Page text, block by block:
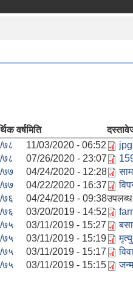
वर्षमिति
७८ 11/03/2020 - 06:52
७८ 07/26/2020 - 23:07
७७ 04/24/2020 - 12:28
७७ 04/22/2020 - 16:37
७६ 04/24/2019 - 09:38
७६ 03/20/2019 - 14:52
७५ 03/11/2019 - 15:27
७५ 03/11/2019 - 15:19
७५ 03/11/2019 - 15:17
७५ 03/11/2019 - 15:15